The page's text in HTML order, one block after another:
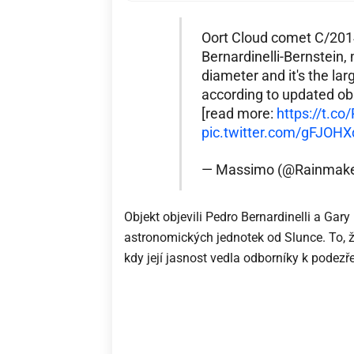
Oort Cloud comet C/
Bernardinelli-
diameter and it's the
according to updated
[read more: https://t.co/
pic.twitter.com/
— Massimo
Objekt objevili Pedro Bernardinelli a
astronomických jednotek od Slunce. To,
kdy její jasnost vedla odborníky k